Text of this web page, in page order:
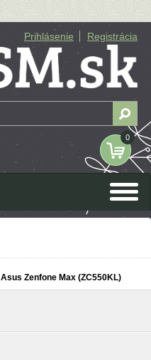
Prihlásenie Registrácia
0
Asus Zenfone Max (ZC550KL)